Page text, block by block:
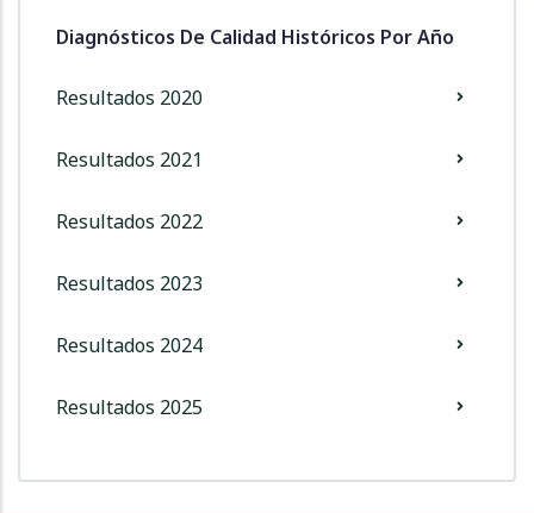
Diagnósticos De Calidad Históricos Por Año
Resultados 2020
Resultados 2021
Resultados 2022
Resultados 2023
Resultados 2024
Resultados 2025